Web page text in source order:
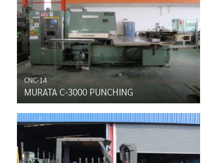
CNC-14
MURATA C-3000 PUNCHING